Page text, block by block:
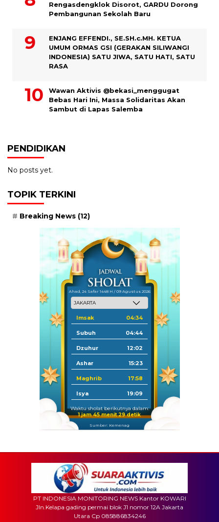
Rengasdengklok Disorot, GARDU Dorong
Pembangunan Sekolah Baru
ENJANG EFFENDI., SE.SH.c.MH. KETUA
UMUM ORMAS GSI (GERAKAN SILIWANGI
INDONESIA) SATU JIWA, SATU HATI, SATU
RASA
Wawan Aktivis @bekasi_menggugat
Bebas Hari Ini, Massa Solidaritas Akan
Sambut di Lapas Salemba
PENDIDIKAN
No posts yet.
TOPIK TERKINI
Breaking News (12)
Ahad, 24 Safar 1448 H / 09 Agustus 2026
Imsak 04:34
Subuh 04:44
Dzuhur 12:02
Ashar 15:23
Maghrib 17:58
Isya 19:09
Waktu sholat berikutnya dalam:
1 jam 45 menit 27 detik
Sumber: Kemenag
PT INDONESIA MONITORING NEWS Kantor KOWARI
Jln.Kelapa gading permai blok J1 nomor 12A Jakarta
Utara Cp 085886834246